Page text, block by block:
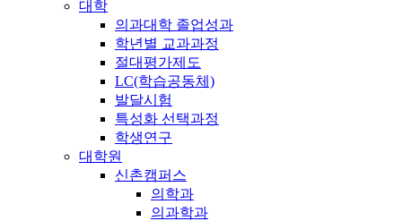
대학
의과대학 졸업성과
학년별 교과과정
절대평가제도
LC(학습공동체)
발달시험
특성화 선택과정
학생연구
대학원
신촌캠퍼스
의학과
의과학과